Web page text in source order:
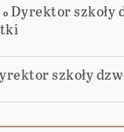
o Dyrektor szkoły
szkoły